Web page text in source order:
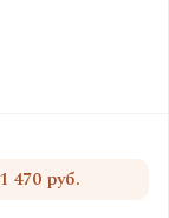
470 руб.